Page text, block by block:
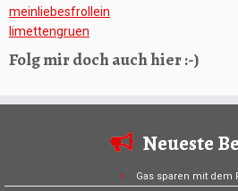
meinliebesfrollein
limettengruen
Folg mir doch auch hier :-)
Neueste
Gas sparen mit dem